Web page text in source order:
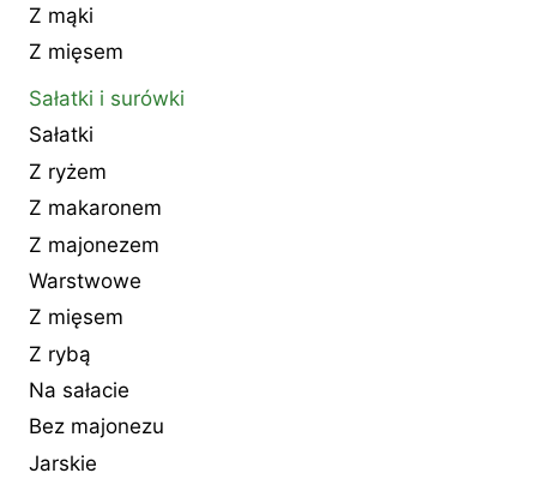
Z mąki
Z mięsem
Sałatki i surówki
Sałatki
Z ryżem
Z makaronem
Z majonezem
Warstwowe
Z mięsem
Z rybą
Na sałacie
Bez majonezu
Jarskie